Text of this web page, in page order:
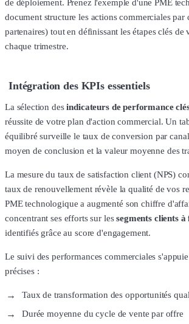
de déploiement. Prenez l'exemple d'une PME
document structure les actions commerciales par
partenaires) tout en définissant les étapes clés
chaque trimestre.
Intégration des KPIs essentiels
La sélection desindicateurs de performance
réussite de votre plan d'action commercial. Un
équilibré surveille le taux de conversion par
moyen de conclusion et la valeur moyenne des
La mesure du taux de satisfaction client (NPS)
taux de renouvellement révèle la qualité de vos
PME technologique a augmenté son chiffre
concentrant ses efforts sur lessegments clients
identifiés grâce au score d'engagement.
Le suivi des performances commerciales
précises :
Taux de transformation des opportunités
Durée moyenne du cycle de vente par offre